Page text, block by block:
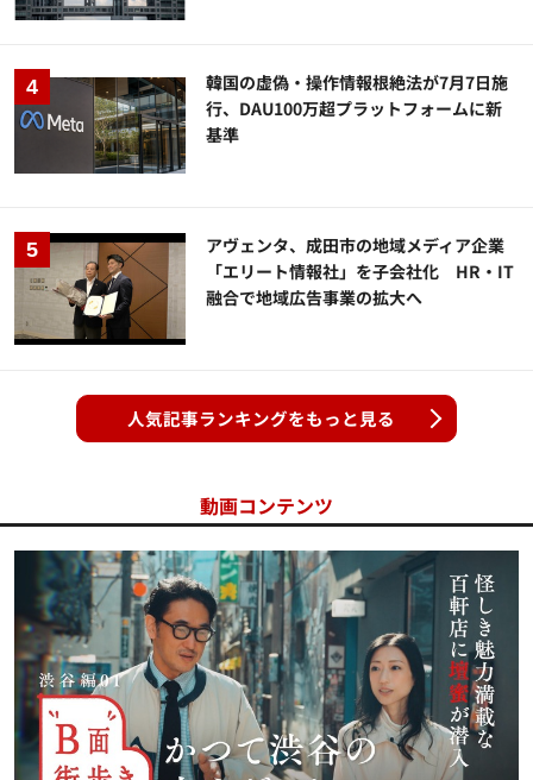
韓国の虚偽・操作情報根絶法が7月7日施
行、DAU100万超プラットフォームに新
基準
アヴェンタ、成田市の地域メディア企業
「エリート情報社」を子会社化 HR・IT
融合で地域広告事業の拡大へ
人気記事ランキングをもっと見る
動画コンテンツ